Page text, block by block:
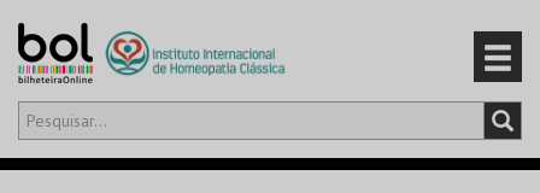
Olá,iniciar sessão